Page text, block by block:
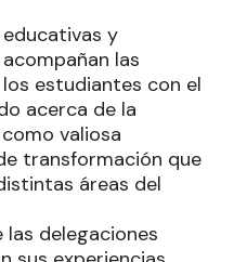
y
las
estudiantes con el
acerca de la
valiosa
transformación que
áreas del
las delegaciones